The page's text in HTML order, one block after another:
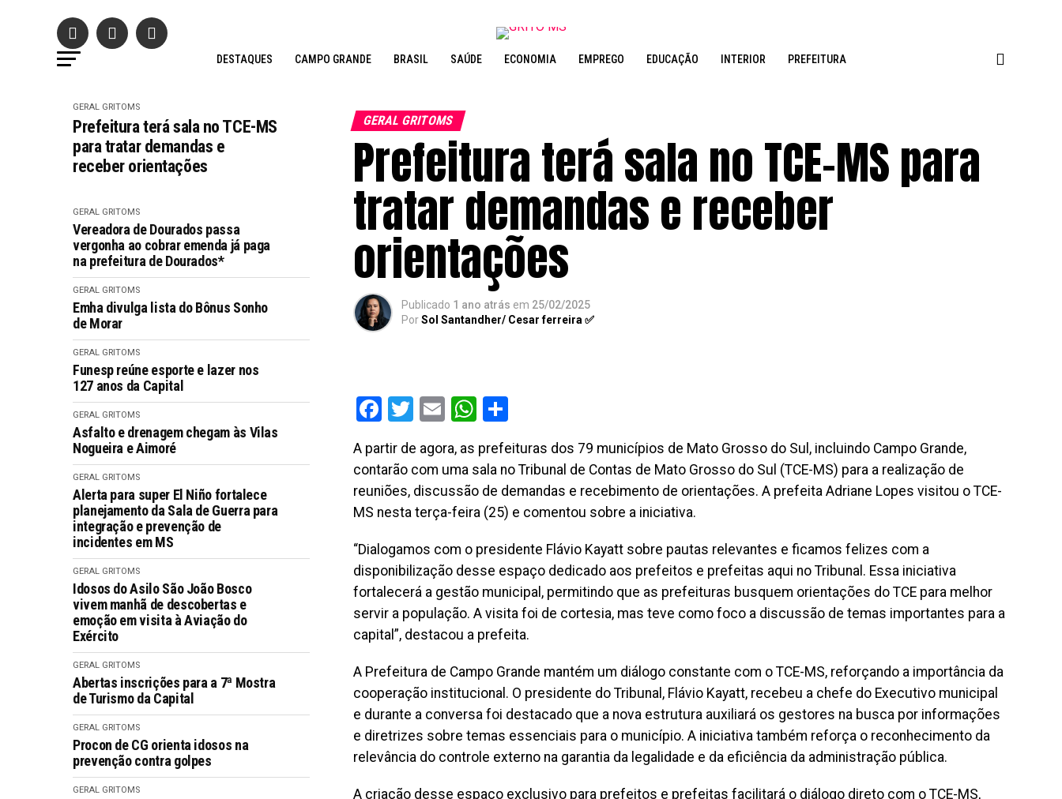
DESTAQUES CAMPO GRANDE BRASIL SAÚDE ECONOMIA EMPREGO EDUCAÇÃO INTERIOR PREFEITURA
GERAL GRITOMS
Prefeitura terá sala no TCE-MS
para tratar demandas e
receber orientações
GERAL GRITOMS
Vereadora de Dourados passa
vergonha ao cobrar emenda já paga
na prefeitura de Dourados*
GERAL GRITOMS
Emha divulga lista do Bônus Sonho
de Morar
GERAL GRITOMS
Funesp reúne esporte e lazer nos
127 anos da Capital
GERAL GRITOMS
Asfalto e drenagem chegam às Vilas
Nogueira e Aimoré
GERAL GRITOMS
Alerta para super El Niño fortalece
planejamento da Sala de Guerra para
integração e prevenção de
incidentes em MS
GERAL GRITOMS
Idosos do Asilo São João Bosco
vivem manhã de descobertas e
emoção em visita à Aviação do
Exército
GERAL GRITOMS
Abertas inscrições para a 7ª Mostra
de Turismo da Capital
GERAL GRITOMS
Procon de CG orienta idosos na
prevenção contra golpes
GERAL GRITOMS
GERAL GRITOMS
Prefeitura terá sala no TCE-MS para
tratar demandas e receber
orientações
Publicado 1 ano atrás em 25/02/2025
PorSol Santandher/ Cesar ferreira ✅
Facebook
Twitter
EmailWhatsApp
A partir de agora, as prefeituras dos 79 municípios de Mato Grosso do Sul, incluindo Campo Grande,
contarão com uma sala no Tribunal de Contas de Mato Grosso do Sul (TCE-MS) para a realização de
reuniões, discussão de demandas e recebimento de orientações. A prefeita Adriane Lopes visitou o TCE-
MS nesta terça-feira (25) e comentou sobre a iniciativa.
“Dialogamos com o presidente Flávio Kayatt sobre pautas relevantes e ficamos felizes com a
disponibilização desse espaço dedicado aos prefeitos e prefeitas aqui no Tribunal. Essa iniciativa
fortalecerá a gestão municipal, permitindo que as prefeituras busquem orientações do TCE para melhor
servir a população. A visita foi de cortesia, mas teve como foco a discussão de temas importantes para a
capital”, destacou a prefeita.
A Prefeitura de Campo Grande mantém um diálogo constante com o TCE-MS, reforçando a importância da
cooperação institucional. O presidente do Tribunal, Flávio Kayatt, recebeu a chefe do Executivo municipal
e durante a conversa foi destacado que a nova estrutura auxiliará os gestores na busca por informações
e diretrizes sobre temas essenciais para o município. A iniciativa também reforça o reconhecimento da
relevância do controle externo na garantia da legalidade e da eficiência da administração pública.
A criação desse espaço exclusivo para prefeitos e prefeitas facilitará o diálogo direto com o TCE-MS,